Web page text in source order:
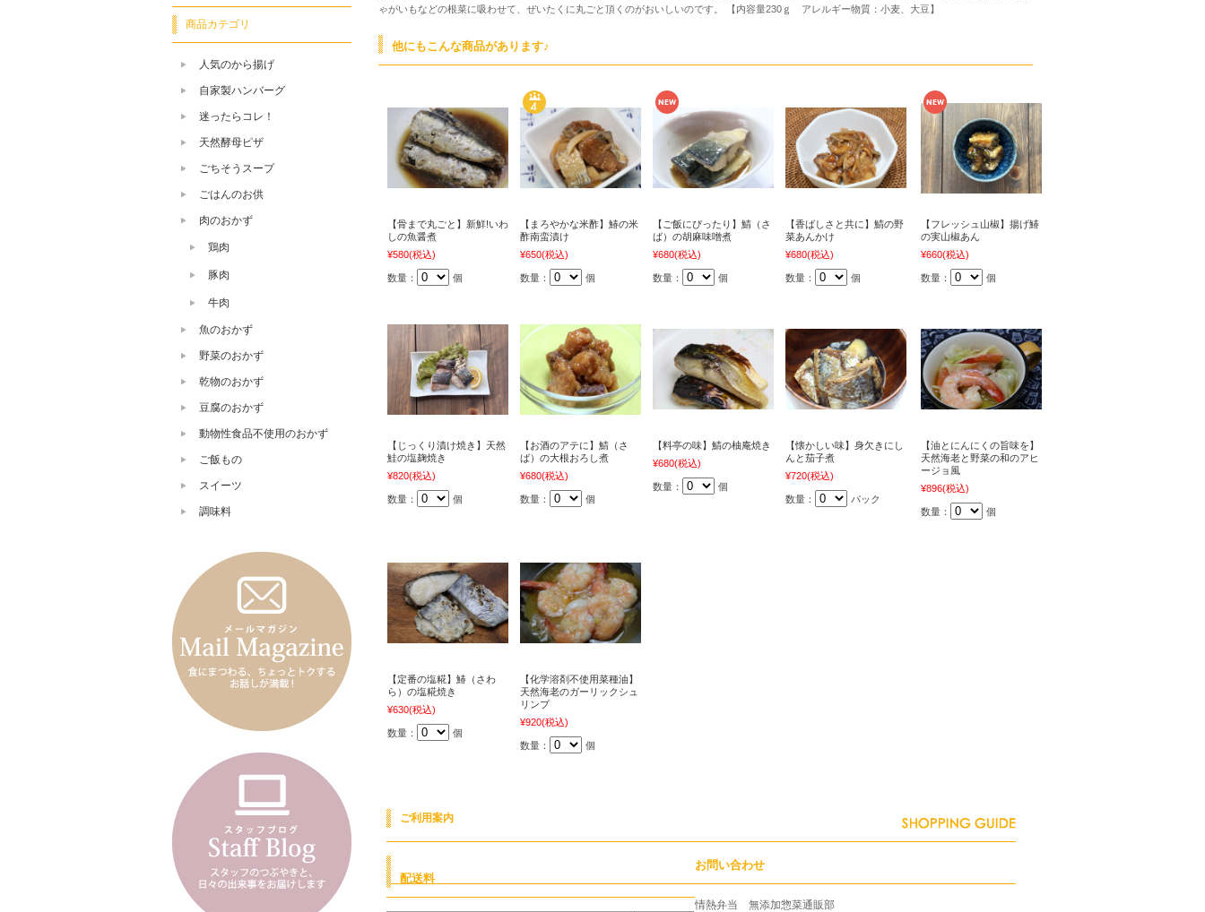
ゃがいもなどの根菜に吸わせて、ぜいたくに丸ごと頂くのがおいしいのです。 【内容量230ｇ アレルギー物質：小麦、大豆】
他にもこんな商品があります♪
【骨まで丸ごと】新鮮!いわ
しの魚醤煮
¥580(税込)
数量： 個
【まろやかな米酢】鰆の米
酢南蛮漬け
¥650(税込)
数量： 個
【ご飯にぴったり】鯖（さ
ば）の胡麻味噌煮
¥680(税込)
数量： 個
【香ばしさと共に】鯖の野
菜あんかけ
¥680(税込)
数量： 個
【フレッシュ山椒】揚げ鰆
の実山椒あん
¥660(税込)
数量： 個
【じっくり漬け焼き】天然
鮭の塩麹焼き
¥820(税込)
数量： 個
【お酒のアテに】鯖（さ
ば）の大根おろし煮
¥680(税込)
数量： 個
【料亭の味】鯖の柚庵焼き
¥680(税込)
数量： 個
【懐かしい味】身欠きにし
んと茄子煮
¥720(税込)
数量： パック
【油とにんにくの旨味を】
天然海老と野菜の和のアヒ
ージョ風
¥896(税込)
数量： 個
【定番の塩糀】鰆（さわ
ら）の塩糀焼き
¥630(税込)
数量： 個
【化学溶剤不使用菜種油】
天然海老のガーリックシュ
リンプ
¥920(税込)
数量： 個
ご利用案内
配送料
お問い合わせ
情熱弁当 無添加惣菜通販部
商品カテゴリ
人気のから揚げ
自家製ハンバーグ
迷ったらコレ！
天然酵母ピザ
ごちそうスープ
ごはんのお供
肉のおかず
鶏肉
豚肉
牛肉
魚のおかず
野菜のおかず
乾物のおかず
豆腐のおかず
動物性食品不使用のおかず
ご飯もの
スイーツ
調味料